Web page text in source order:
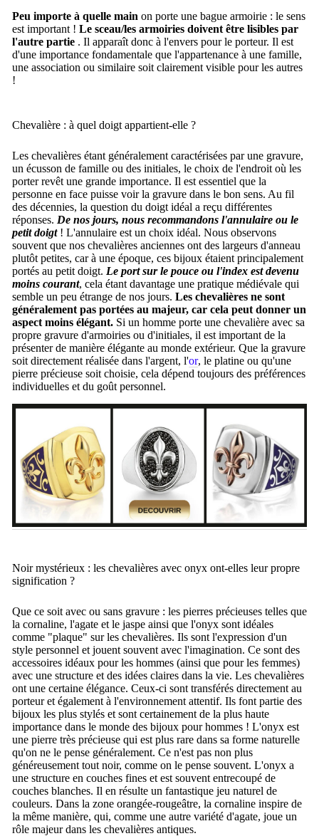
Peu importe à quelle main on porte une bague armoirie : le sens
est important ! Le sceau/les armoiries doivent être lisibles par
l'autre partie . Il apparaît donc à l'envers pour le porteur. Il est
d'une importance fondamentale que l'appartenance à une famille,
une association ou similaire soit clairement visible pour les autres
!
Chevalière : à quel doigt appartient-elle ?
Les chevalières étant généralement caractérisées par une gravure,
un écusson de famille ou des initiales, le choix de l'endroit où les
porter revêt une grande importance. Il est essentiel que la
personne en face puisse voir la gravure dans le bon sens. Au fil
des décennies, la question du doigt idéal a reçu différentes
réponses. De nos jours, nous recommandons l'annulaire ou le
petit doigt! L'annulaire est un choix idéal. Nous observons
souvent que nos chevalières anciennes ont des largeurs d'anneau
plutôt petites, car à une époque, ces bijoux étaient principalement
portés au petit doigt. Le port sur le pouce ou l'index est devenu
moins courant, cela étant davantage une pratique médiévale qui
semble un peu étrange de nos jours. Les chevalières ne sont
généralement pas portées au majeur, car cela peut donner un
aspect moins élégant. Si un homme porte une chevalière avec sa
propre gravure d'armoiries ou d'initiales, il est important de la
présenter de manière élégante au monde extérieur. Que la gravure
soit directement réalisée dans l'argent, l'or, le platine ou qu'une
pierre précieuse soit choisie, cela dépend toujours des préférences
individuelles et du goût personnel.
Noir mystérieux : les chevalières avec onyx ont-elles leur propre
signification ?
Que ce soit avec ou sans gravure : les pierres précieuses telles que
la cornaline, l'agate et le jaspe ainsi que l'onyx sont idéales
comme "plaque" sur les chevalières. Ils sont l'expression d'un
style personnel et jouent souvent avec l'imagination. Ce sont des
accessoires idéaux pour les hommes (ainsi que pour les femmes)
avec une structure et des idées claires dans la vie. Les chevalières
ont une certaine élégance. Ceux-ci sont transférés directement au
porteur et également à l'environnement attentif. Ils font partie des
bijoux les plus stylés et sont certainement de la plus haute
importance dans le monde des bijoux pour hommes ! L'onyx est
une pierre très précieuse qui est plus rare dans sa forme naturelle
qu'on ne le pense généralement. Ce n'est pas non plus
généreusement tout noir, comme on le pense souvent. L'onyx a
une structure en couches fines et est souvent entrecoupé de
couches blanches. Il en résulte un fantastique jeu naturel de
couleurs. Dans la zone orangée-rougeâtre, la cornaline inspire de
la même manière, qui, comme une autre variété d'agate, joue un
rôle majeur dans les chevalières antiques.